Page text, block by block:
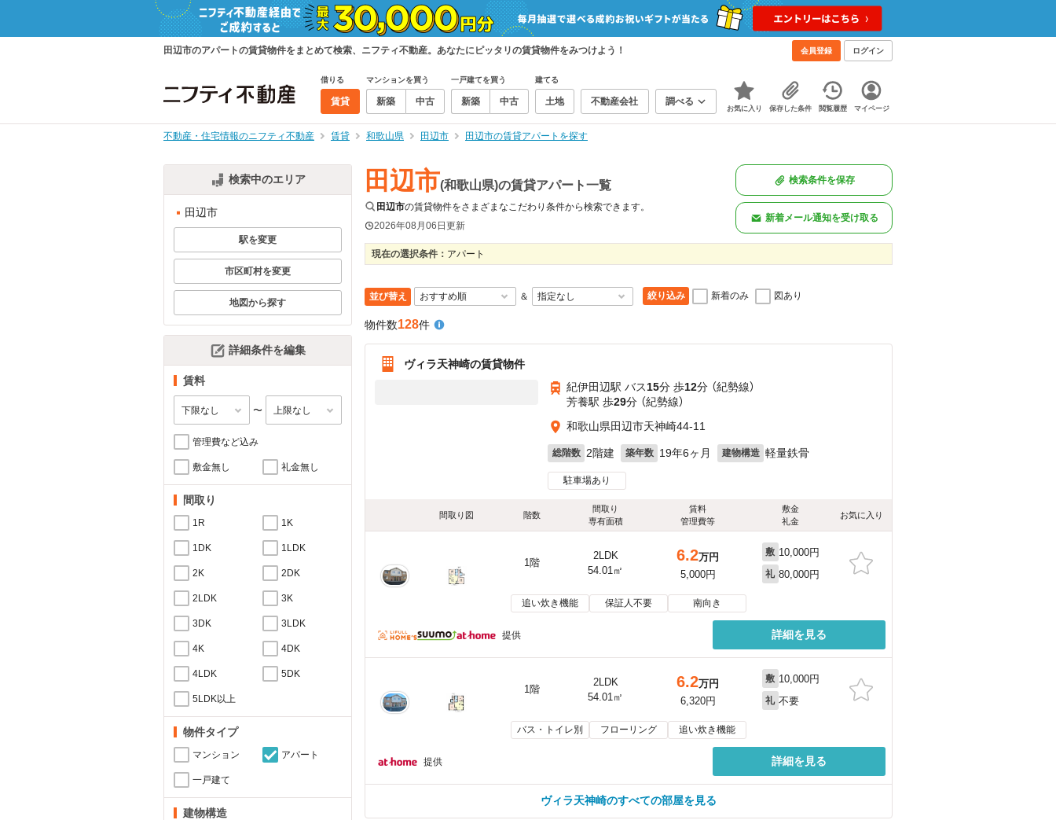
田辺市のアパートの賃貸物件をまとめて検索、ニフティ不動産。あなたにピッタリの賃貸物件をみつけよう！ 会員登録 ログイン
借りる
賃貸
マンションを買う
新築 中古
一戸建てを買う
新築 中古
建てる
土地 不動産会社 調べる
お気に入り 保存した条件 閲覧履歴 マイページ
不動産・住宅情報のニフティ不動産 賃貸 和歌山県 田辺市 田辺市の賃貸アパートを探す
検索中のエリア
田辺市
駅を変更
市区町村を変更
地図から探す
詳細条件を編集
賃料
〜
管理費など込み
敷金無し 礼金無し
間取り
1R 1K
1DK 1LDK
2K 2DK
2LDK 3K
3DK 3LDK
4K 4DK
4LDK 5DK
5LDK以上
物件タイプ
マンション アパート
一戸建て
建物構造
田辺市(和歌山県)の賃貸アパート一覧
田辺市の賃貸物件をさまざまなこだわり条件から検索できます。
2026年08月06日更新
検索条件を保存
新着メール通知を受け取る
現在の選択条件： アパート
並び替え ＆ 絞り込み 新着のみ 図あり
物件数128件
ヴィラ天神崎の賃貸物件
紀伊田辺駅 バス15分 歩12分 （紀勢線）
芳養駅 歩29分 （紀勢線）
和歌山県田辺市天神崎44-11
総階数 2階建 築年数 19年6ヶ月 建物構造 軽量鉄骨
駐車場あり
間取り図 階数
間取り
専有面積
賃料
管理費等
敷金
礼金
お気に入り
1階
2LDK
54.01㎡
6.2万円
5,000円
敷 10,000円
礼 80,000円
追い炊き機能 保証人不要 南向き
提供 詳細を見る
1階
2LDK
54.01㎡
6.2万円
6,320円
敷 10,000円
礼 不要
バス・トイレ別 フローリング 追い炊き機能
提供 詳細を見る
ヴィラ天神崎のすべての部屋を見る